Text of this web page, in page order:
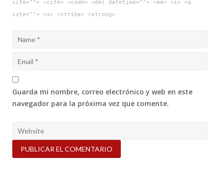
cite=""> <cite> <code> <del datetime=""> <em> <i> <q
cite=""> <s> <strike> <strong>
Guarda mi nombre, correo electrónico y web en este
navegador para la próxima vez que comente.